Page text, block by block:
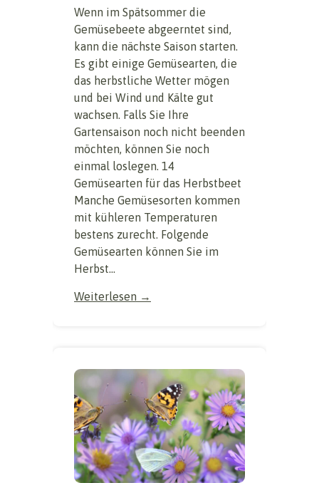
Wenn im Spätsommer die
Gemüsebeete abgeerntet sind,
kann die nächste Saison starten.
Es gibt einige Gemüsearten, die
das herbstliche Wetter mögen
und bei Wind und Kälte gut
wachsen. Falls Sie Ihre
Gartensaison noch nicht beenden
möchten, können Sie noch
einmal loslegen. 14
Gemüsearten für das Herbstbeet
Manche Gemüsesorten kommen
mit kühleren Temperaturen
bestens zurecht. Folgende
Gemüsearten können Sie im
Herbst...
Weiterlesen →